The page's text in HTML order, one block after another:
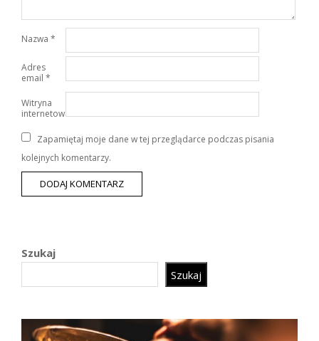
Nazwa *
Adres
email *
Witryna
internetowa
Zapamiętaj moje dane w tej przeglądarce podczas pisania
kolejnych komentarzy.
Szukaj
Szukaj